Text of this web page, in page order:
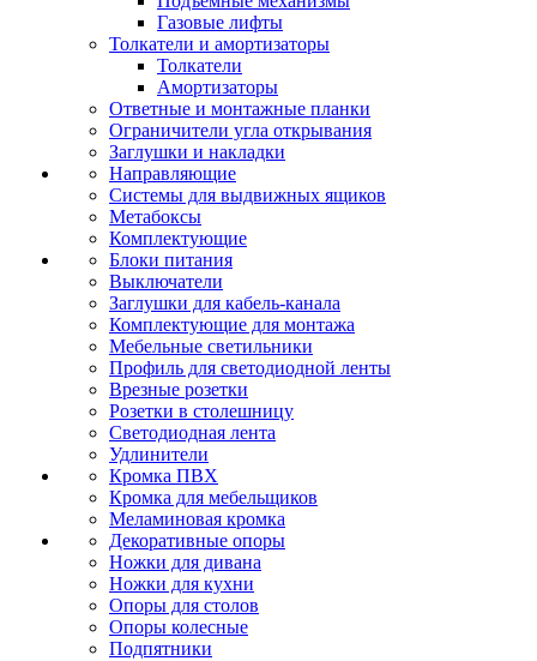
Газовые лифты
Толкатели и амортизаторы
Толкатели
Амортизаторы
Ответные и монтажные планки
Ограничители угла открывания
Заглушки и накладки
Направляющие
Системы для выдвижных ящиков
Метабоксы
Комплектующие
Блоки питания
Выключатели
Заглушки для кабель-канала
Комплектующие для монтажа
Мебельные светильники
Профиль для светодиодной ленты
Врезные розетки
Розетки в столешницу
Светодиодная лента
Удлинители
Кромка ПВХ
Кромка для мебельщиков
Меламиновая кромка
Декоративные опоры
Ножки для дивана
Ножки для кухни
Опоры для столов
Опоры колесные
Подпятники